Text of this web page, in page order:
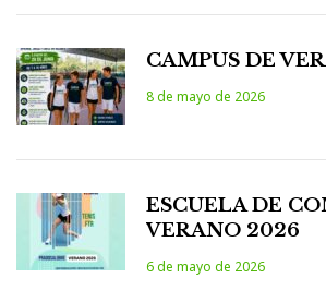
CAMPUS DE
8 de mayo de 2026
ESCUELA DE
VERANO 2026
6 de mayo de 2026